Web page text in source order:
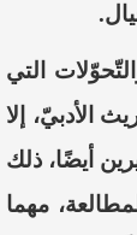
.
التي
الأدبيّ،
إلا
أيضًا، ذلك
مهما